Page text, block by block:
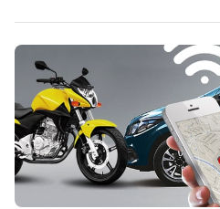
sistemática cautelar do